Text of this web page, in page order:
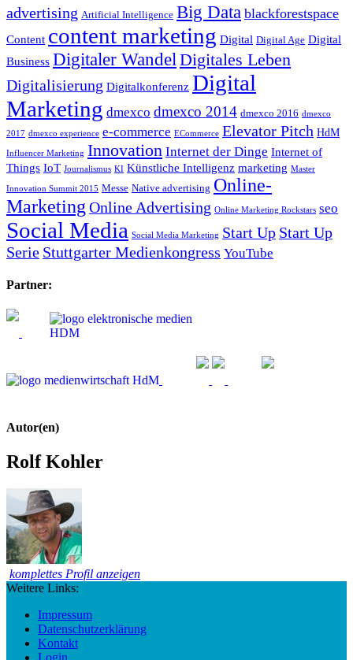
advertising Artificial Intelligence Big Data blackforestspace
Content content marketing Digital Digital Age Digital
Business Digitaler Wandel Digitales Leben
Digitalisierung Digitalkonferenz Digital
Marketing dmexco dmexco 2014 dmexco 2016 dmexco
2017 dmexco experience e-commerce ECommerce Elevator Pitch HdM
Influencer Marketing Innovation Internet der Dinge Internet of
Things IoT Journalismus KI Künstliche Intelligenz marketing Master
Innovation Summit 2015 Messe Native advertising Online-
Marketing Online Advertising Online Marketing Rockstars seo
Social Media Social Media Marketing Start Up Start Up
Serie Stuttgarter Medienkongress YouTube
Partner:
Autor(en)
Rolf Kohler
komplettes Profil anzeigen
Weitere Links:
Impressum
Datenschutzerklärung
Kontakt
Login